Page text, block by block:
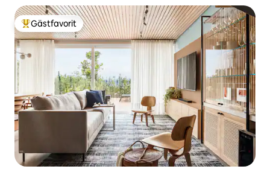
Populär gästfavorit
Gästfavorit